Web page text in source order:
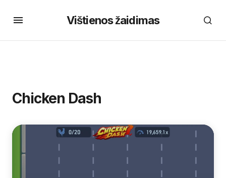
Vištienos žaidimas
Chicken Dash